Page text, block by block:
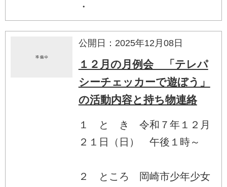
・
公開日：2025年12月08日
１２月の月例会 「テレパ
シーチェッカーで遊ぼう」
の活動内容と持ち物連絡
１ と き 令和７年１２月
２１日（日） 午後１時～
２ ところ 岡崎市少年少女